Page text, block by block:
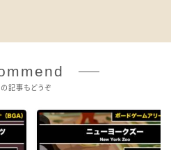
記事もどうぞ